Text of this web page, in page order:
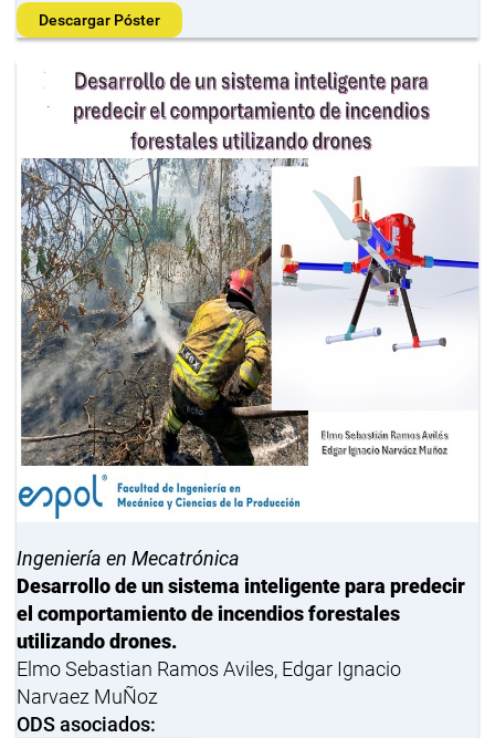
Descargar Póster
Ingeniería en Mecatrónica
Desarrollo de un sistema inteligente para predecir
el comportamiento de incendios forestales
utilizando drones.
Elmo Sebastian Ramos Aviles, Edgar Ignacio
Narvaez MuÑoz
ODS asociados: